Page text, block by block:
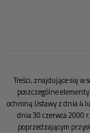
Treści, znajdujące się w
poszczególne
ochroną Ustawy z dnia 4
dnia 30 czerwca 2000
poprzedzającym